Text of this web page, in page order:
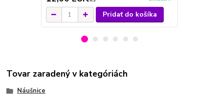
Pridať do košíka
Tovar zaradený v kategóriách
Náušnice